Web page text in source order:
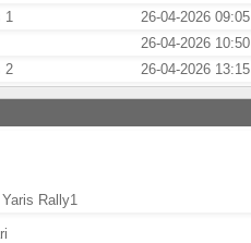
26-04-2026 09:05
26-04-2026 10:50
2
26-04-2026 13:15
Rally1